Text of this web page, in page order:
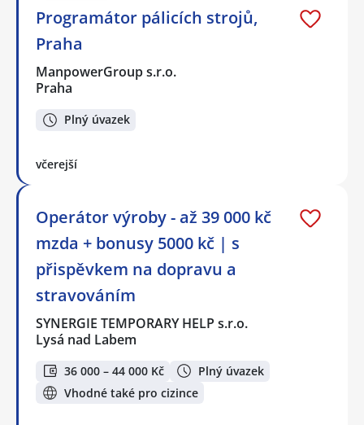
Programátor pálicích strojů,
Praha
ManpowerGroup s.r.o.
Praha
Plný úvazek
včerejší
Operátor výroby - až 39 000 kč
mzda + bonusy 5000 kč | s
přispěvkem na dopravu a
stravováním
SYNERGIE TEMPORARY HELP s.r.o.
Lysá nad Labem
36 000 – 44 000 Kč
Plný úvazek
Vhodné také pro cizince